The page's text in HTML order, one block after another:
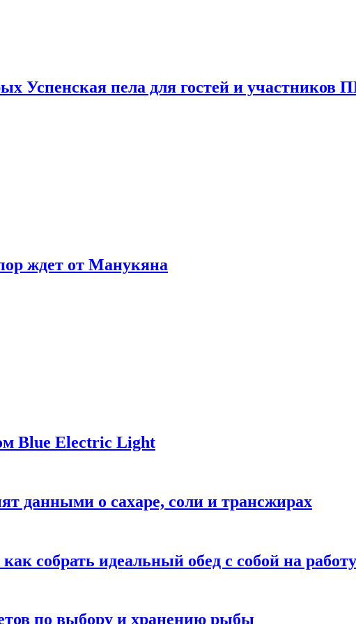
Успенская пела для гостей и
ждет от Манукяна
Blue Electric Light
данными о сахаре, соли и трансжирах
собрать идеальный обед с собой на работу
по выбору и хранению рыбы